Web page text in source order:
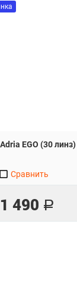
Adria EGO (30 линз)
1 490 Р
Сравнить